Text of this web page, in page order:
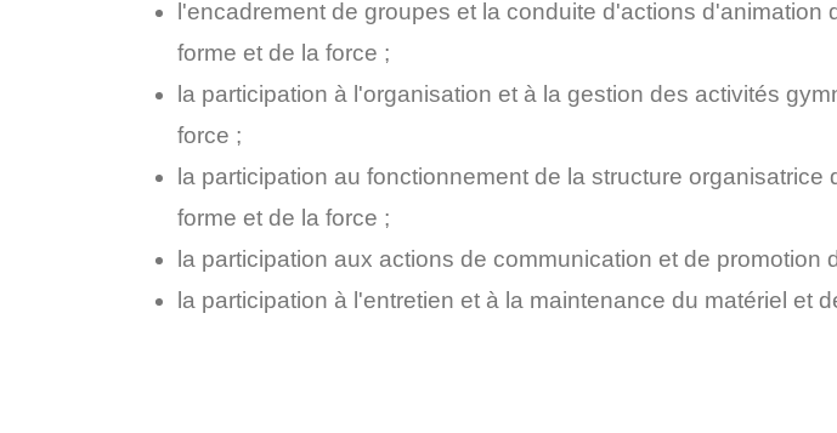
l'encadrement de groupes et la conduite d'actions d'animation
forme et de la force ;
la participation à l'organisation et à la gestion des activités
force ;
la participation au fonctionnement de la structure
forme et de la force ;
la participation aux actions de communication et de promotion
la participation à l'entretien et à la maintenance du matériel et